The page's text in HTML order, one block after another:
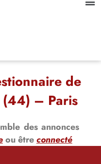
de
(44) – Paris
des annonces
ou êtreconnecté